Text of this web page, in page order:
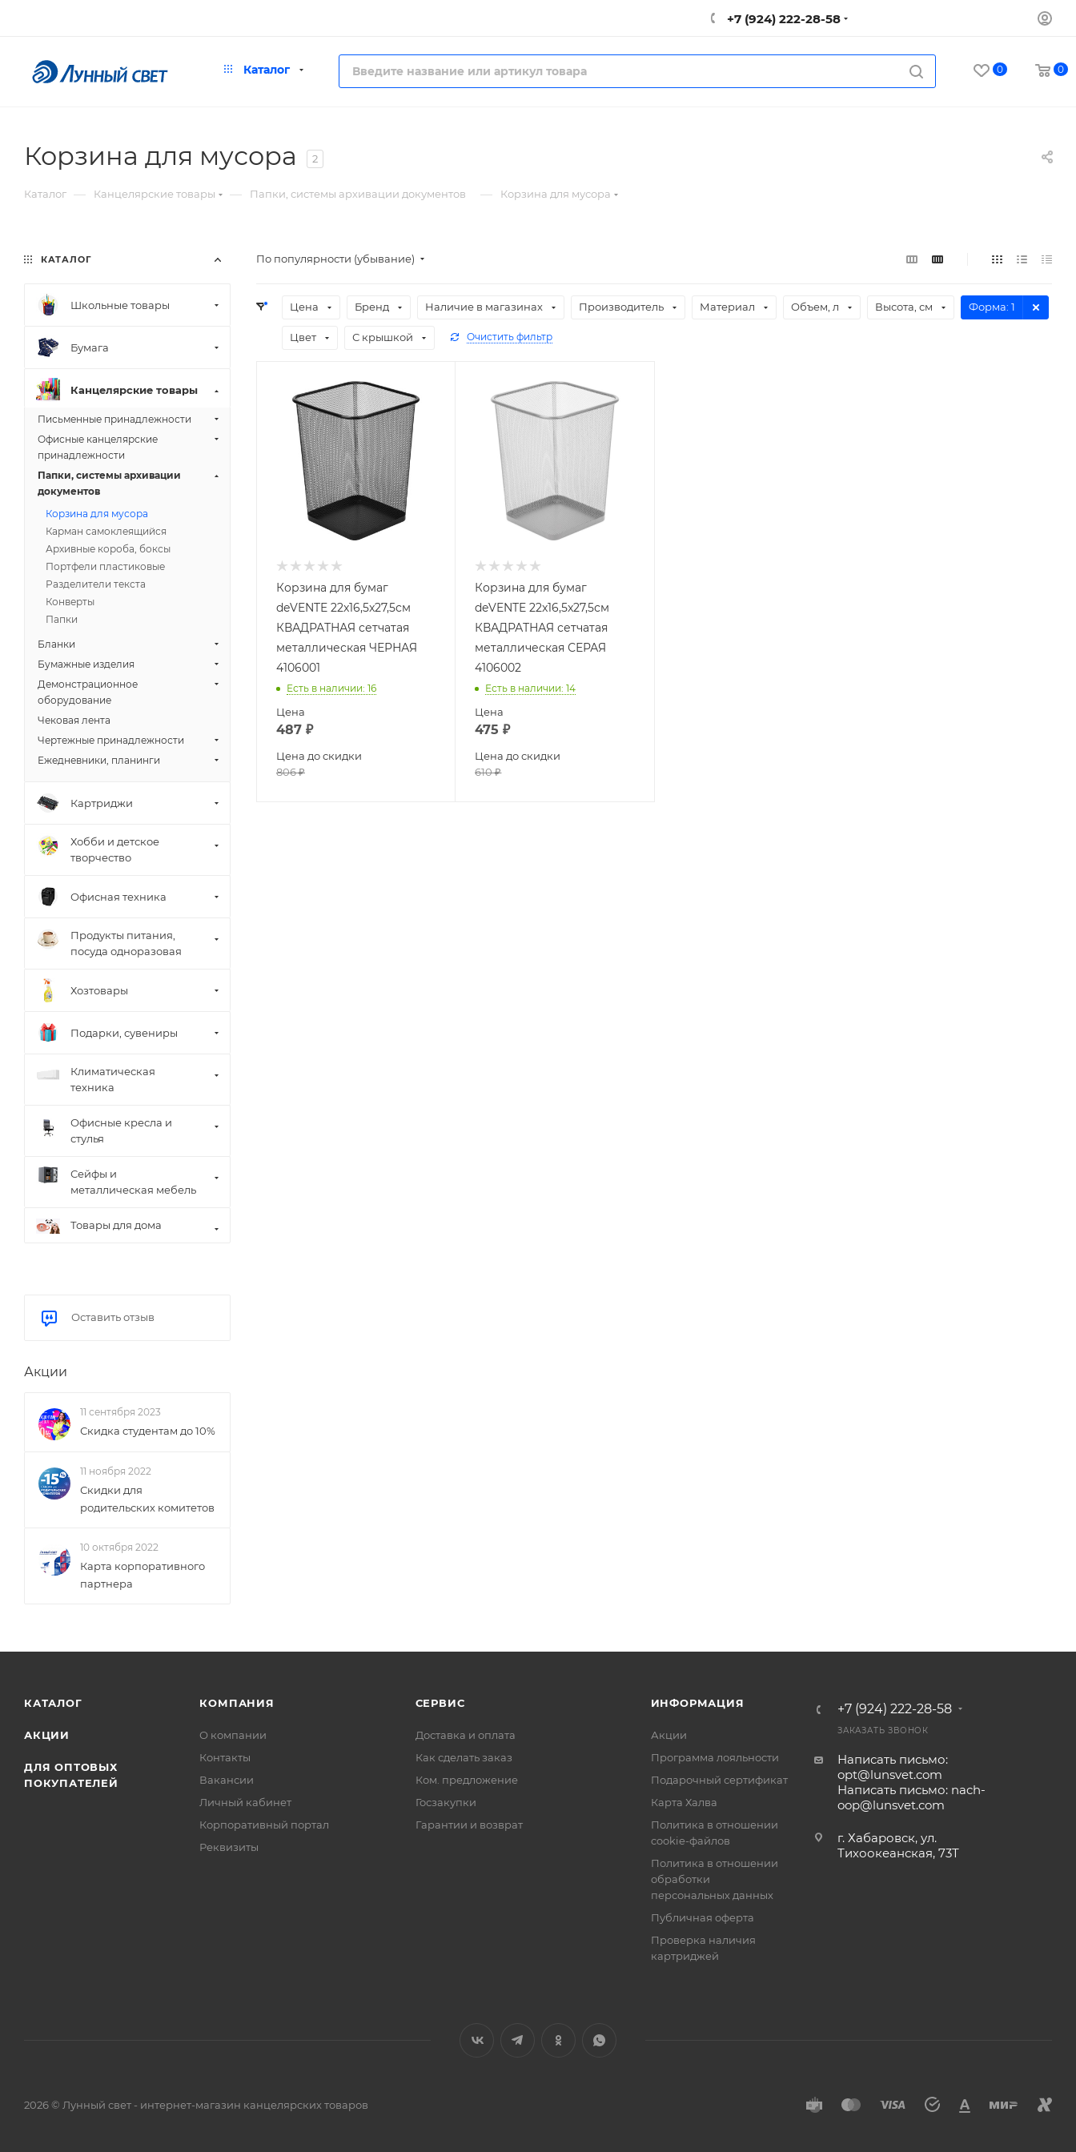
+7 (924) 222-28-58
Каталог 0 0
Корзина для мусора 2
Каталог — Канцелярские товары — Папки, системы архивации документов — Корзина для мусора
По популярности (убывание)
Цена Бренд Наличие в магазинах Производитель Материал Объем, л Высота, см Форма: 1
Цвет С крышкой Очистить фильтр
Корзина для бумаг
deVENTE 22x16,5x27,5см
КВАДРАТНАЯ сетчатая
металлическая ЧЕРНАЯ
4106001
Есть в наличии: 16
Цена
487 ₽
Цена до скидки
806₽
Корзина для бумаг
deVENTE 22x16,5x27,5см
КВАДРАТНАЯ сетчатая
металлическая СЕРАЯ
4106002
Есть в наличии: 14
Цена
475 ₽
Цена до скидки
610₽
КАТАЛОГ
Школьные товары
Бумага
Канцелярские товары
Письменные принадлежности
Офисные канцелярские
принадлежности
Папки, системы архивации
документов
Корзина для мусора
Карман самоклеящийся
Архивные короба, боксы
Портфели пластиковые
Разделители текста
Конверты
Папки
Бланки
Бумажные изделия
Демонстрационное
оборудование
Чековая лента
Чертежные принадлежности
Ежедневники, планинги
Картриджи
Хобби и детское
творчество
Офисная техника
Продукты питания,
посуда одноразовая
Хозтовары
Подарки, сувениры
Климатическая
техника
Офисные кресла и
стулья
Сейфы и
металлическая мебель
Товары для дома
Оставить отзыв
Акции
11 сентября 2023
Скидка студентам до 10%
11 ноября 2022
Скидки для
родительских комитетов
10 октября 2022
Карта корпоративного
партнера
КАТАЛОГ
АКЦИИ
ДЛЯ ОПТОВЫХ
ПОКУПАТЕЛЕЙ
КОМПАНИЯ
О компании
Контакты
Вакансии
Личный кабинет
Корпоративный портал
Реквизиты
СЕРВИС
Доставка и оплата
Как сделать заказ
Ком. предложение
Госзакупки
Гарантии и возврат
ИНФОРМАЦИЯ
Акции
Программа лояльности
Подарочный сертификат
Карта Халва
Политика в отношении
cookie-файлов
Политика в отношении
обработки
персональных данных
Публичная оферта
Проверка наличия
картриджей
+7 (924) 222-28-58
ЗАКАЗАТЬ ЗВОНОК
Написать письмо:
opt@lunsvet.com
Написать письмо: nach-
oop@lunsvet.com
г. Хабаровск, ул.
Тихоокеанская, 73Т
2026 © Лунный свет - интернет-магазин канцелярских товаров